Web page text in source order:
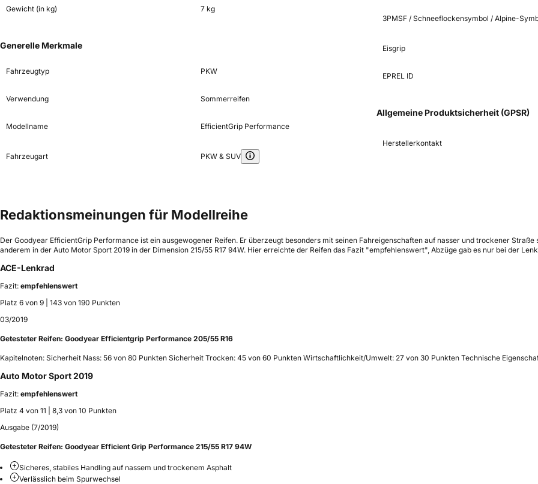
Gewicht (in kg) 7 kg
Generelle Merkmale
Fahrzeugtyp PKW
Verwendung Sommerreifen
Modellname EfficientGrip Performance
Fahrzeugart PKW & SUV
3PMSF / Schneeflockensymbol / Alpine-
Eisgrip
EPREL ID
Allgemeine Produktsicherheit (GPSR)
Herstellerkontakt
Redaktionsmeinungen für Modellreihe
Der Goodyear EfficientGrip Performance ist ein ausgewogener Reifen. Er überzeugt besonders mit seinen Fahreigenschaften auf nasser und trockener
anderem in der Auto Motor Sport 2019 in der Dimension 215/55 R17 94W. Hier erreichte der Reifen das Fazit "empfehlenswert", Abzüge gab es nur bei der
ACE-Lenkrad
Fazit: empfehlenswert
Platz 6 von 9 | 143 von 190 Punkten
03/2019
Getesteter Reifen: Goodyear Efficientgrip Performance 205/55 R16
Kapitelnoten: Sicherheit Nass: 56 von 80 Punkten Sicherheit Trocken: 45 von 60 Punkten Wirtschaftlichkeit/Umwelt: 27 von 30 Punkten Technische
Auto Motor Sport 2019
Fazit: empfehlenswert
Platz 4 von 11 | 8,3 von 10 Punkten
Ausgabe (7/2019)
Getesteter Reifen: Goodyear Efficient Grip Performance 215/55 R17 94W
Sicheres, stabiles Handling auf nassem und trockenem Asphalt
Verlässlich beim Spurwechsel